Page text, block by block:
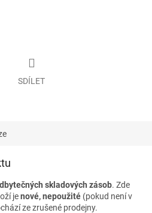
SDÍLET
skladových zásob. Zde
jenové, nepoužité (pokud není v
ze zrušené prodejny.